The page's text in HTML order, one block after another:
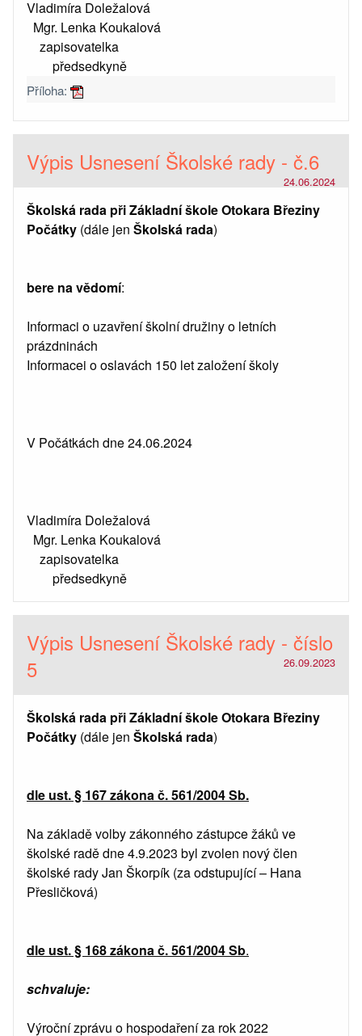
Vladimíra Doležalová
Mgr. Lenka Koukalová
zapisovatelka
předsedkyně
Příloha:
Výpis Usnesení Školské rady - č.6
24.06.2024
Školská rada při Základní škole Otokara Březiny
Počátky (dále jen Školská rada)
bere na vědomí:
Informaci o uzavření školní družiny o letních
prázdninách
Informacei o oslavách 150 let založení školy
V Počátkách dne 24.06.2024
Vladimíra Doležalová
Mgr. Lenka Koukalová
zapisovatelka
předsedkyně
Výpis Usnesení Školské rady - číslo
5
26.09.2023
Školská rada při Základní škole Otokara Březiny
Počátky (dále jen Školská rada)
dle ust. § 167 zákona č. 561/2004 Sb.
Na základě volby zákonného zástupce žáků ve
školské radě dne 4.9.2023 byl zvolen nový člen
školské rady Jan Škorpík (za odstupující – Hana
Přesličková)
dle ust. § 168 zákona č. 561/2004 Sb.
schvaluje:
Výroční zprávu o hospodaření za rok 2022